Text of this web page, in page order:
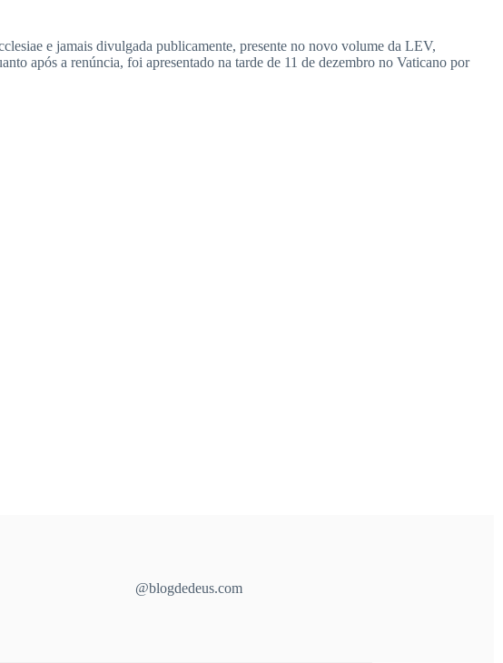
e jamais divulgada publicamente, presente no novo volume da LEV,
após a renúncia, foi apresentado na tarde de 11 de dezembro no Vaticano por
@blogdedeus.com